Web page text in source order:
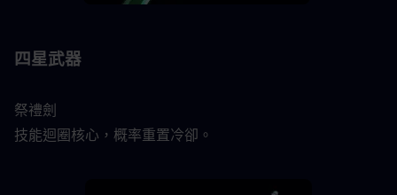
四星武器
祭禮劍
技能迴圈核心，概率重置冷卻。